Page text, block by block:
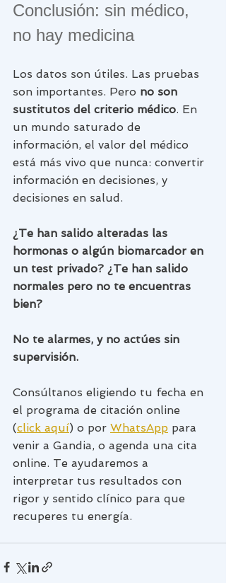
Conclusión: sin médico,
no hay medicina
Los datos son útiles. Las pruebas
son importantes. Pero no son
sustitutos del criterio médico. En
un mundo saturado de
información, el valor del médico
está más vivo que nunca: convertir
información en decisiones, y
decisiones en salud.
¿Te han salido alteradas las
hormonas o algún biomarcador en
un test privado? ¿Te han salido
normales pero no te encuentras
bien?
No te alarmes, y no actúes sin
supervisión.
Consúltanos eligiendo tu fecha en
el programa de citación online
(click aquí) o por WhatsApp para
venir a Gandia, o agenda una cita
online. Te ayudaremos a
interpretar tus resultados con
rigor y sentido clínico para que
recuperes tu energía.